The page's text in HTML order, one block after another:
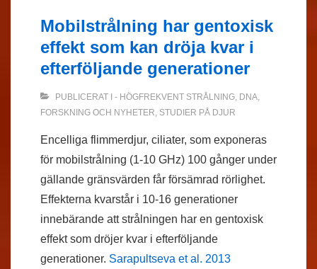
Mobilstrålning har gentoxisk
effekt som kan dröja kvar i
efterföljande generationer
PUBLICERAT I - HÖGFREKVENT STRÅLNING, DNA,
FORSKNING OCH NYHETER, STUDIER PÅ DJUR
Encelliga flimmerdjur, ciliater, som exponeras
för mobilstrålning (1-10 GHz) 100 gånger under
gällande gränsvärden får försämrad rörlighet.
Effekterna kvarstår i 10-16 generationer
innebärande att strålningen har en gentoxisk
effekt som dröjer kvar i efterföljande
generationer. Sarapultseva et al. 2013